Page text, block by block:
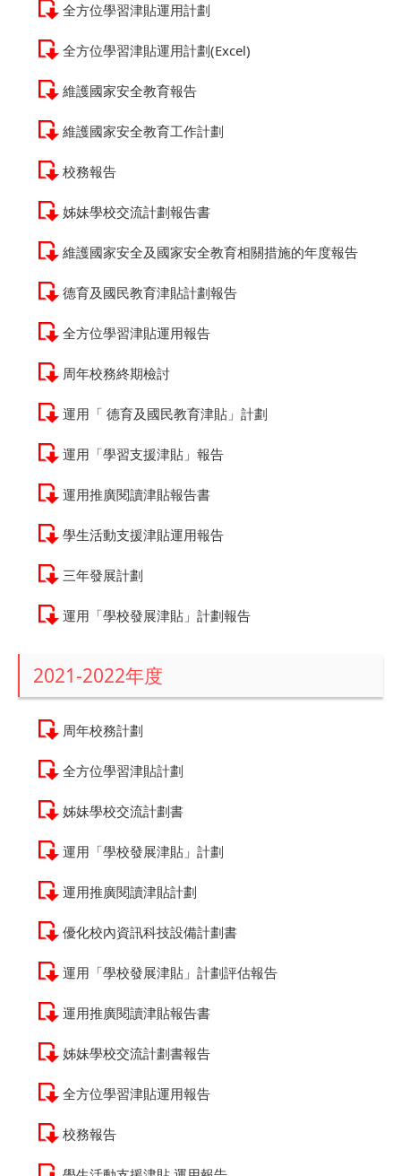
全方位學習津貼運用計劃
全方位學習津貼運用計劃(Excel)
維護國家安全教育報告
維護國家安全教育工作計劃
校務報告
姊妹學校交流計劃報告書
維護國家安全及國家安全教育相關措施的年度報告
德育及國民教育津貼計劃報告
全方位學習津貼運用報告
周年校務終期檢討
運用「 德育及國民教育津貼」計劃
運用「學習支援津貼」報告
運用推廣閱讀津貼報告書
學生活動支援津貼運用報告
三年發展計劃
運用「學校發展津貼」計劃報告
2021-2022年度
周年校務計劃
全方位學習津貼計劃
姊妹學校交流計劃書
運用「學校發展津貼」計劃
運用推廣閱讀津貼計劃
優化校內資訊科技設備計劃書
運用「學校發展津貼」計劃評估報告
運用推廣閱讀津貼報告書
姊妹學校交流計劃書報告
全方位學習津貼運用報告
校務報告